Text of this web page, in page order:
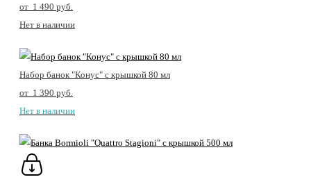
от 1 490 pуб.
Нет в наличии
Набор банок "Конус" с крышкой 80 мл
от 1 390 pуб.
Нет в наличии